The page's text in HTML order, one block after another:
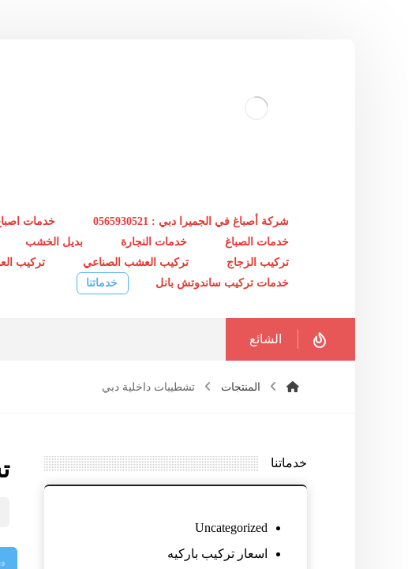
شركة أصباغ في الجميرا دبي : 0565930521 خدمات
خدمات الصباغ
خدمات النجارة بديل الخشب
تركيب الزجاج
تركيب العشب الصناعي تركيب
خدمات تركيب ساندوتش بانل
خدماتنا
الشائع
المنتجات تشطيبات داخلية دبي
خدماتنا
Uncategorized
اسعار تركيب باركيه